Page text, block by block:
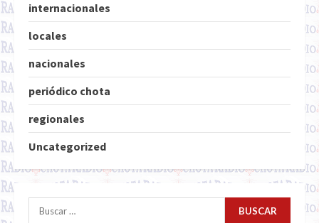
internacionales
locales
nacionales
periódico chota
regionales
Uncategorized
Buscar: